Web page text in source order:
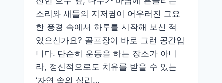
소리와 새들의 지저귐이 어우러진 고요
한 풍경 속에서 하루를 시작해 보신 적
있으신가요? 골프장이 바로 그런 공간입
니다. 단순히 운동을 하는 장소가 아니
라, 정신적으로도 치유를 받을 수 있는
‘자연 속의 심리…